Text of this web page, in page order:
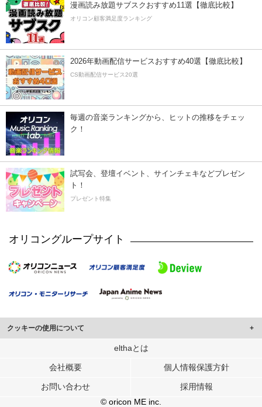
漫画読み放題サブスクおすすめ11選【徹底比較】
オリコン顧客満足度ランキング
2026年動画配信サービスおすすめ40選【徹底比較】
CS動画配信サービス20選
毎週の音楽ランキングから、ヒットの推移をチェッ
ク！
試写会、登壇イベント、サインチェキなどプレゼン
ト！
プレゼント特集
オリコングループサイト
クッキーの使用について
このサイトでは Cookie を使用して、ユーザーに合わせたコンテンツや広告の
行っています。
メディアや広告配信、データ解析の各パートナーに提供しています。
各パートナーは、この情報とユーザーが各パートナーに提供した他の情報や、
elthaとは
会社概要 個人情報保護方針
お問い合わせ
採用情報
© oricon ME inc.